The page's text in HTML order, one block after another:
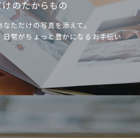
のたからもの
ただけの写真を添えて。
日常がちょっと豊かになるお手伝い